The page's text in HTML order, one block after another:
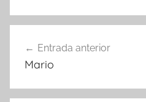
Navegación
de
entradas
Entrada anterior
Mario